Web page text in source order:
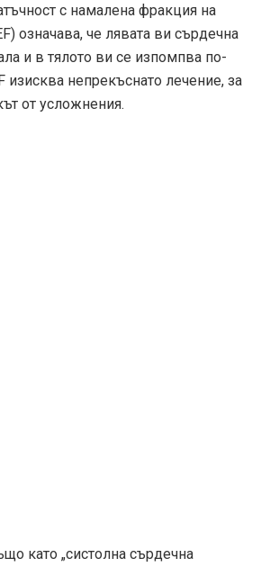
с намалена фракция на
означава, че лявата ви сърдечна
и в тялото ви се изпомпва по-
изисква непрекъснато лечение, за
от усложнения.
като „систолна сърдечна